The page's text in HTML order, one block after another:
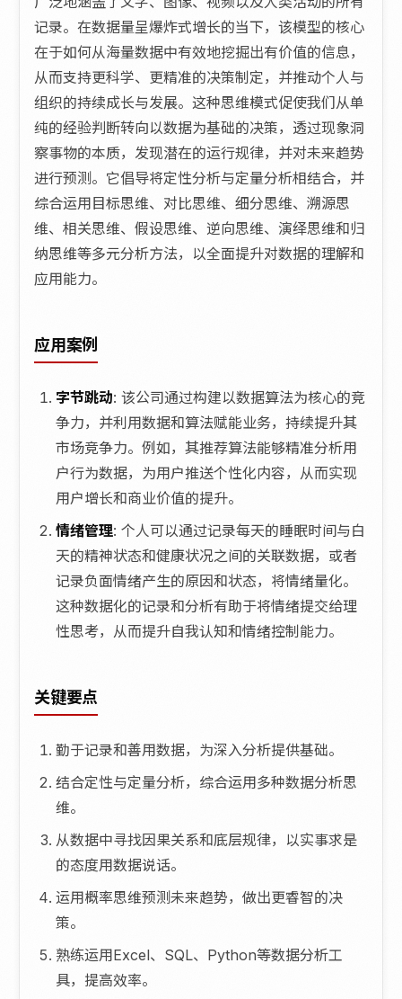
记录。在数据量呈爆炸式增长的当下，该模型的核心
在于如何从海量数据中有效地挖掘出有价值的信息，
从而支持更科学、更精准的决策制定，并推动个人与
组织的持续成长与发展。这种思维模式促使我们从单
纯的经验判断转向以数据为基础的决策，透过现象洞
察事物的本质，发现潜在的运行规律，并对未来趋势
进行预测。它倡导将定性分析与定量分析相结合，并
综合运用目标思维、对比思维、细分思维、溯源思
维、相关思维、假设思维、逆向思维、演绎思维和归
纳思维等多元分析方法，以全面提升对数据的理解和
应用能力。
应用案例
字节跳动: 该公司通过构建以数据算法为核心的竞
争力，并利用数据和算法赋能业务，持续提升其
市场竞争力。例如，其推荐算法能够精准分析用
户行为数据，为用户推送个性化内容，从而实现
用户增长和商业价值的提升。
情绪管理: 个人可以通过记录每天的睡眠时间与白
天的精神状态和健康状况之间的关联数据，或者
记录负面情绪产生的原因和状态，将情绪量化。
这种数据化的记录和分析有助于将情绪提交给理
性思考，从而提升自我认知和情绪控制能力。
关键要点
勤于记录和善用数据，为深入分析提供基础。
结合定性与定量分析，综合运用多种数据分析思
维。
从数据中寻找因果关系和底层规律，以实事求是
的态度用数据说话。
运用概率思维预测未来趋势，做出更睿智的决
策。
熟练运用Excel、SQL、Python等数据分析工
具，提高效率。